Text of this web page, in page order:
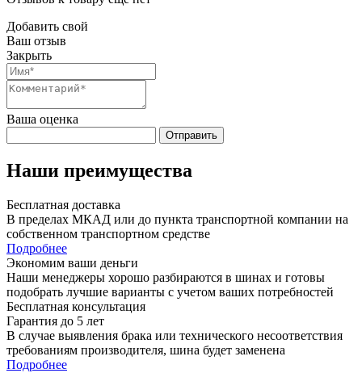
Добавить свой
Ваш отзыв
Закрыть
Ваша оценка
Отправить
Наши преимущества
Бесплатная доставка
В пределах МКАД или до пункта транспортной компании на
собственном транспортном средстве
Подробнее
Экономим ваши деньги
Наши менеджеры хорошо разбираются в шинах и готовы
подобрать лучшие варианты с учетом ваших потребностей
Бесплатная консультация
Гарантия до 5 лет
В случае выявления брака или технического несоответствия
требованиям производителя, шина будет заменена
Подробнее